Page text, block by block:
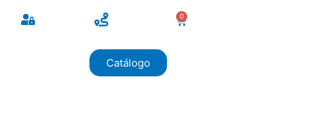
0
Catálogo